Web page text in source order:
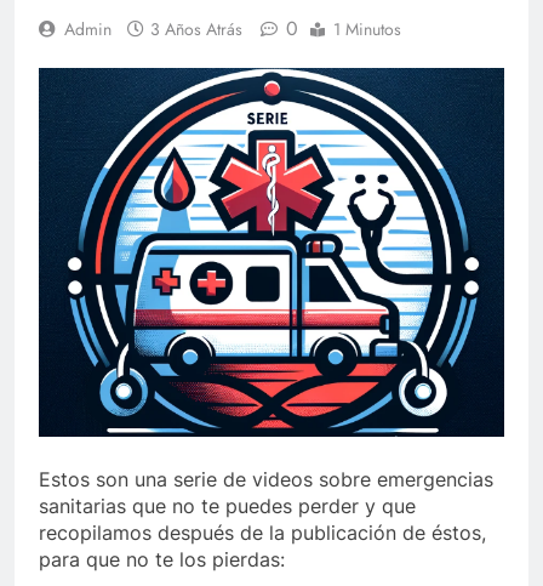
Admin 3 Años Atrás 0 1 Minutos
Estos son una serie de videos sobre emergencias
sanitarias que no te puedes perder y que
recopilamos después de la publicación de éstos,
para que no te los pierdas: